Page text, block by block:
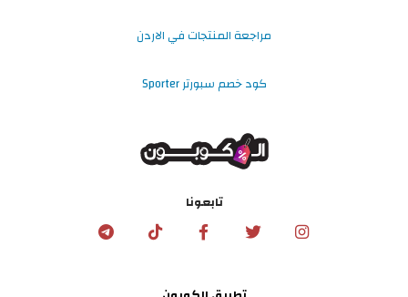
مراجعة المنتجات في الاردن
كود خصم سبورتر Sporter
تابعونا